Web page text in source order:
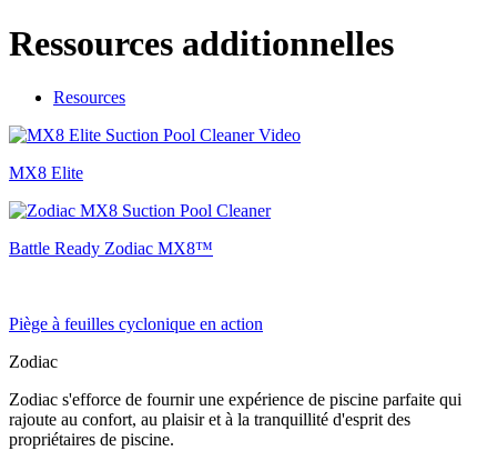
Ressources additionnelles
Resources
MX8 Elite
Battle Ready Zodiac MX8™
Piège à feuilles cyclonique en action
Zodiac
Zodiac s'efforce de fournir une expérience de piscine parfaite qui
rajoute au confort, au plaisir et à la tranquillité d'esprit des
propriétaires de piscine.